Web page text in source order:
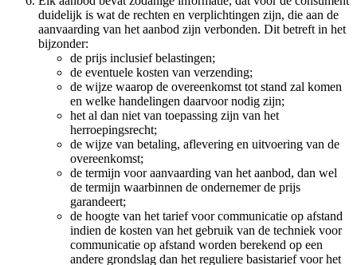
duidelijk is wat de rechten en verplichtingen zijn, die aan de
aanvaarding van het aanbod zijn verbonden. Dit betreft in het
bijzonder:
de prijs inclusief belastingen;
de eventuele kosten van verzending;
de wijze waarop de overeenkomst tot stand zal komen
en welke handelingen daarvoor nodig zijn;
het al dan niet van toepassing zijn van het
herroepingsrecht;
de wijze van betaling, aflevering en uitvoering van de
overeenkomst;
de termijn voor aanvaarding van het aanbod, dan wel
de termijn waarbinnen de ondernemer de prijs
garandeert;
de hoogte van het tarief voor communicatie op afstand
indien de kosten van het gebruik van de techniek voor
communicatie op afstand worden berekend op een
andere grondslag dan het reguliere basistarief voor het